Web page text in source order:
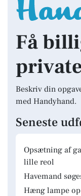
Få
Beskriv din
med Handyhand.
Seneste
Opsætning af
lille reol
Havemand
Hæng lampe op